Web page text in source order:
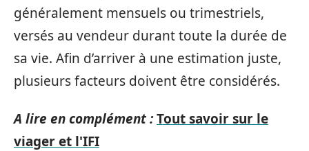
généralement mensuels ou trimestriels,
versés au vendeur durant toute la durée de
sa vie. Afin d’arriver à une estimation juste,
plusieurs facteurs doivent être considérés.
A lire en complément :Tout savoir sur le
viager et l'IFI